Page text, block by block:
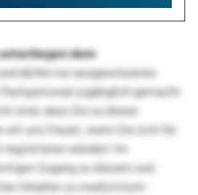
dem
dürfen nur ausgewiesenen
zugänglich gemacht
sind, dass Sie zu dieser
wir uns freuen, wenn Sie sich für
würden! Im
Zugang zu diesem und
Inhalten zu medizinisch-